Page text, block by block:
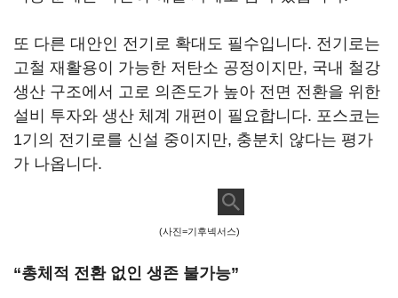
또 다른 대안인 전기로 확대도 필수입니다. 전기로는
고철 재활용이 가능한 저탄소 공정이지만, 국내 철강
생산 구조에서 고로 의존도가 높아 전면 전환을 위한
설비 투자와 생산 체계 개편이 필요합니다. 포스코는
1기의 전기로를 신설 중이지만, 충분치 않다는 평가
가 나옵니다.
(사진=기후넥서스)
“총체적 전환 없인 생존 불가능”